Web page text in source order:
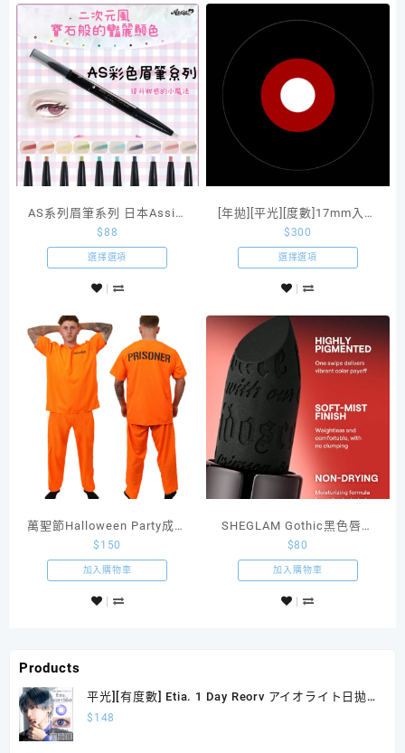
AS系列眉筆系列 日本Assist
原創Cosplay商品
$88
選擇選項
[年拋][平光][度數]17mm入門
級東京喰種金木研紅黑半全
瞳隱形眼鏡
$300
選擇選項
萬聖節Halloween Party成人
美國監獄監犯橙色囚衣 犯人
服裝
$ 150
加入購物車
SHEGLAM Gothic黑色唇膏
Onyx Kaleidoscope
Lipstick
$80
加入購物車
Products
平光][有度數] Etia. 1 Day Reorv アイオライト日拋
10片裝
$ 148